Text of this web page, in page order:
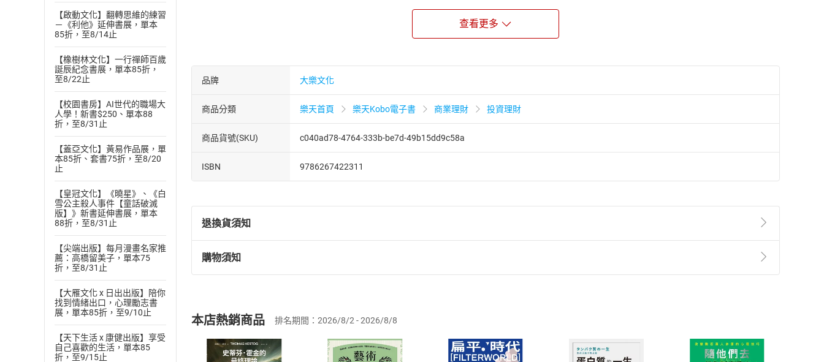
【啟動文化】翻轉思維的練習
－《利他》延伸書展，單本
85折，至8/14止
【橡樹林文化】一行禪師百歲
誕辰紀念書展，單本85折，
至8/22止
【校園書房】AI世代的職場大
人學！新書$250、單本88
折，至8/31止
【蓋亞文化】黃易作品展，單
本85折、套書75折，至8/20
止
【皇冠文化】《曉星》、《白
雪公主殺人事件【童話破滅
版】》新書延伸書展，單本
88折，至8/31止
【尖端出版】每月漫畫名家推
薦：高橋留美子，單本75
折，至8/31止
【大雁文化 x 日出出版】陪你
找到情緒出口，心理勵志書
展，單本85折，至9/10止
【天下生活 x 康健出版】享受
自己喜歡的生活，單本85
折，至9/15止
★★把握主力操盤過程，發揮「量價戰法」獲利100%！
：個股底部墊高且股價上漲時，可能出現溫和放量、巨量或縮量，形成不同的K線形態和量價關係，但基本上都是主力正在
徵從量增價升轉為量縮價跌，就是買進的好時機。
：在個股走勢中，這是上漲速度最快、K線形態最誘人、上升幅度最大，而且投資者最不安的階段，往往會走出獨立於大盤
的強勢盤面，因此你得小心把握。
】**個股收出大陽線漲停板，且巨量突破前高，均線呈現多頭排列，MACD、KDJ等指標走強，後市持續快速上漲機率高。
投資者可以在當日搶漲停板或次日加倉，待股價出現見頂訊號時再賣出。
‧高位巨量漲停很可能是主力對敲做量來引誘跟風，以達到出逃目的，你千萬別碰。
‧面對高位回檔洗盤後的縮量漲停，可以謹慎做多，但看到放量滯漲或見頂訊號，要立刻賣出。
查看更多
品牌 大樂文化
商品分類 樂天首頁 樂天Kobo電子書 商業理財 投資理財
商品貨號(SKU) c040ad78-4764-333b-be7d-49b15dd9c58a
ISBN 9786267422311
退換貨須知
退換貨規定：
(一)依消費者保護法第19條第1項後段暨通訊交易解除權合理例外情事適用準則第2條第5款之規定，「非以有形媒介提供之數位
(二)消費者訂購本店鋪之商品即代表知悉本店鋪所銷售之商品為電子書，屬非以有形媒介提供之數位內容，消費者同意若訂購後
且已下載/存取電子書，不得請求退貨退款。
退貨方式：您欲取消訂單或辦理退貨時，請登入樂天市場，並於「我的訂單」中點選「瀏覽訂單明細」
「申請取消訂單/退
購物須知
挑選商品 放入購物車 登入帳號 付款方式 完成訂單
本店熱銷商品 排名期間：2026/8/2 - 2026/8/8